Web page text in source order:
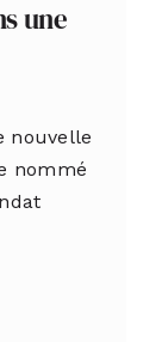
une
nouvelle
nommé